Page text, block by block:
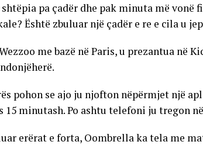
pa çadër dhe pak minuta më
Është zbuluar një çadër e re e cila u
me bazë në Paris, u prezantua në
pohon se ajo ju njofton nëpërmjet një
15 minutash. Po ashtu telefoni ju tregon
erërat e forta, Oombrella ka tela me